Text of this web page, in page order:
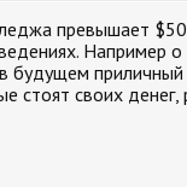
превышает
Например о
будущем
стоят своих денег,